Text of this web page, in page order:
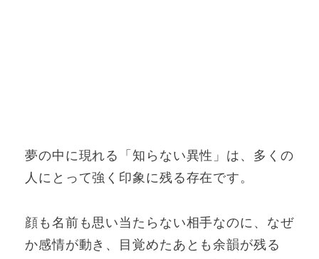
夢の中に現れる「知らない異性」は、多くの
人にとって強く印象に残る存在です。
顔も名前も思い当たらない相手なのに、なぜ
か感情が動き、目覚めたあとも余韻が残る